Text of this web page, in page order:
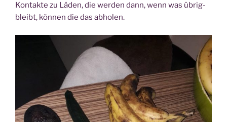
Kon­tak­te zu Läden, die wer­den dann, wenn was übrig­
bleibt, kön­nen die das abholen.